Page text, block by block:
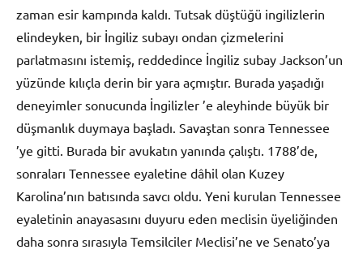
zaman esir kampında kaldı. Tutsak düştüğü ingilizlerin
elindeyken, bir İngiliz subayı ondan çizmelerini
parlatmasını istemiş, reddedince İngiliz subay Jackson’un
yüzünde kılıçla derin bir yara açmıştır. Burada yaşadığı
deneyimler sonucunda İngilizler ’e aleyhinde büyük bir
düşmanlık duymaya başladı. Savaştan sonra Tennessee
’ye gitti. Burada bir avukatın yanında çalıştı. 1788’de,
sonraları Tennessee eyaletine dâhil olan Kuzey
Karolina’nın batısında savcı oldu. Yeni kurulan Tennessee
eyaletinin anayasasını duyuru eden meclisin üyeliğinden
daha sonra sırasıyla Temsilciler Meclisi’ne ve Senato’ya